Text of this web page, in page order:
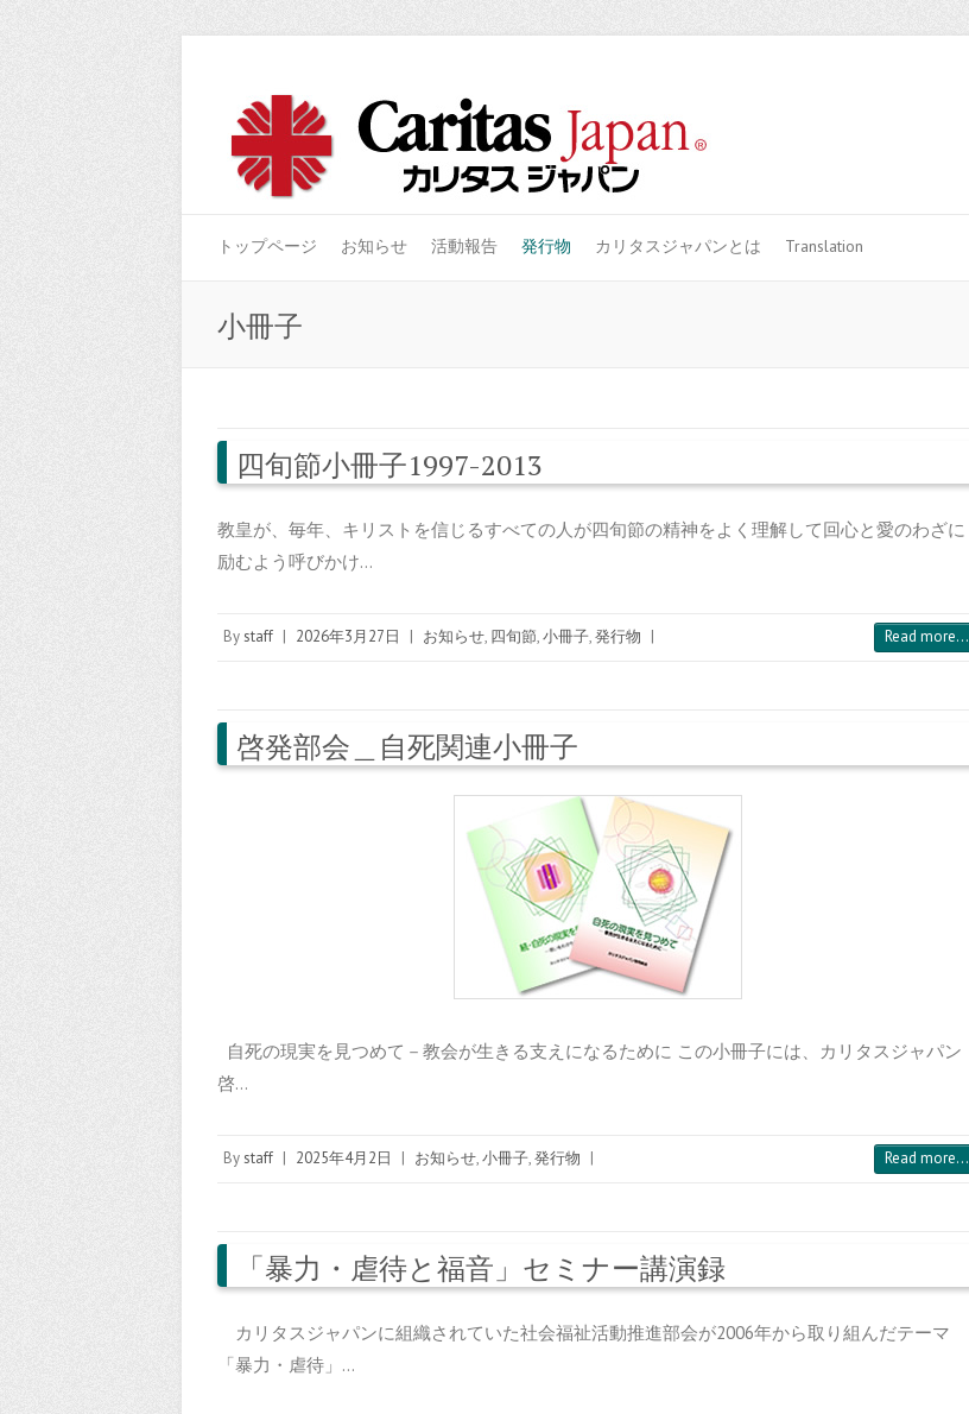
トップページ お知らせ 活動報告 発行物 カリタスジャパンとは Translation
小冊子
四旬節小冊子1997-2013
教皇が、毎年、キリストを信じるすべての人が四旬節の精神をよく理解して回心と愛のわざに
励むよう呼びかけ…
Bystaff | 2026年3月27日 | お知らせ, 四旬節,小冊子,発行物 | Read more...
啓発部会＿自死関連小冊子
自死の現実を見つめて－教会が生きる支えになるために この小冊子には、カリタスジャパン
啓…
Bystaff | 2025年4月2日 | お知らせ,小冊子,発行物 | Read more...
「暴力・虐待と福音」セミナー講演録
カリタスジャパンに組織されていた社会福祉活動推進部会が2006年から取り組んだテーマ
「暴力・虐待」…